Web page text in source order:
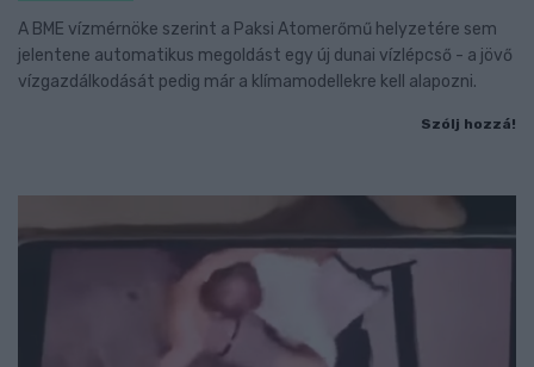
A BME vízmérnöke szerint a Paksi Atomerőmű helyzetére sem
jelentene automatikus megoldást egy új dunai vízlépcső - a jövő
vízgazdálkodását pedig már a klímamodellekre kell alapozni.
Szólj hozzá!